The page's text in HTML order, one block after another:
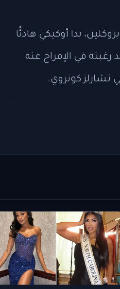
بدا أوكيكي هادئًا
في الإفراج عنه
تشارلز كونروي.